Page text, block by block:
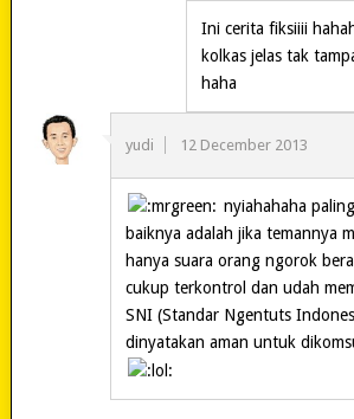
Ini cerita fiksiiii
kolkas jelas tak
haha
yudi 12 December 2013
nyiahahaha
baiknya adalah jika temannya
hanya suara orang ngorok
cukup terkontrol dan udah
SNI (Standar Ngentuts
dinyatakan aman untuk